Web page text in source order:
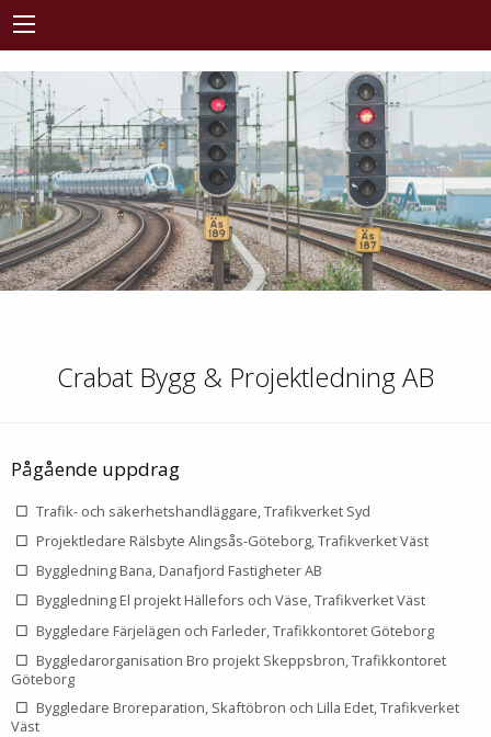
Crabat Bygg & Projektledning AB
Pågående uppdrag
Trafik- och säkerhetshandläggare, Trafikverket Syd
Projektledare Rälsbyte Alingsås-Göteborg, Trafikverket Väst
Byggledning Bana, Danafjord Fastigheter AB
Byggledning El projekt Hällefors och Väse, Trafikverket Väst
Byggledare Färjelägen och Farleder, Trafikkontoret Göteborg
Byggledarorganisation Bro projekt Skeppsbron, Trafikkontoret
Göteborg
Byggledare Broreparation, Skaftöbron och Lilla Edet, Trafikverket
Väst